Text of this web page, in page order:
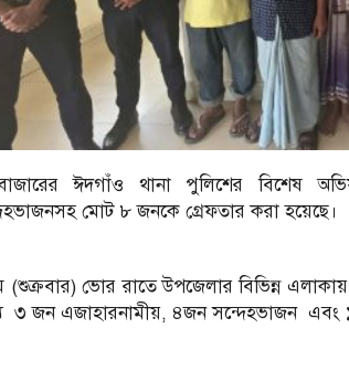
ঈদগাঁও থানা পুলিশের বিশেষ
মোট ৮ জনকে গ্রেফতার করা হয়েছে।
(শুক্রবার) ভোর রাতে উপজেলার বিভিন্ন
৩ জন এজাহারনামীয়, ৪জন সন্দেহভাজন এবং